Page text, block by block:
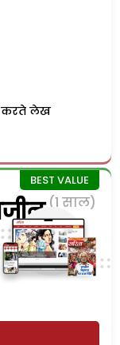
करते लेख
(1 साल)